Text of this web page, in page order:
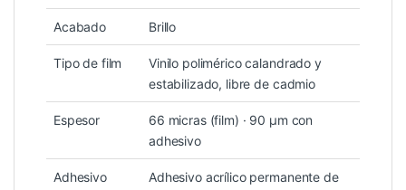
Acabado Brillo
Tipo de film
Vinilo polimérico calandrado y
estabilizado, libre de cadmio
Espesor
66 micras (film) · 90 µm con
adhesivo
Adhesivo Adhesivo acrílico permanente de